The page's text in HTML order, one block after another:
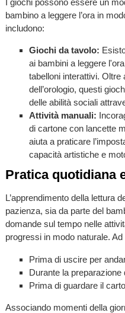
I giochi possono essere un
bambino a leggere l’ora in
includono:
Giochi da tavolo:
ai bambini a leggere
tabelloni interattivi.
dell’orologio, questi
delle abilità sociali
Attività manuali:
di cartone con lancette
aiuta a praticare
capacità artistiche e
Pratica quotidiana
L’apprendimento della lettura
pazienza, sia da parte del
domande sul tempo nelle
progressi in modo naturale.
Prima di uscire per
Durante la preparazione
Prima di guardare il
Associando momenti della